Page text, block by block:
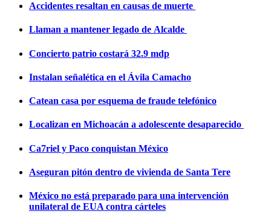
Accidentes resaltan en causas de muerte
Llaman a mantener legado de Alcalde
Concierto patrio costará 32.9 mdp
Instalan señalética en el Ávila Camacho
Catean casa por esquema de fraude telefónico
Localizan en Michoacán a adolescente desaparecido
Ca7riel y Paco conquistan México
Aseguran pitón dentro de vivienda de Santa Tere
México no está preparado para una intervención
unilateral de EUA contra cárteles